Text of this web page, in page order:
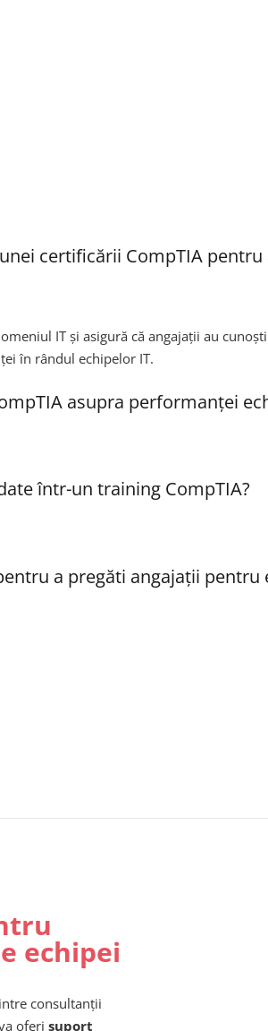
certificării CompTIA
IT și asigură că angajații au
în rândul echipelor IT.
asupra performanței
într-un training CompTIA?
a pregăti angajații pentru
echipei
consultanții
oferi suport